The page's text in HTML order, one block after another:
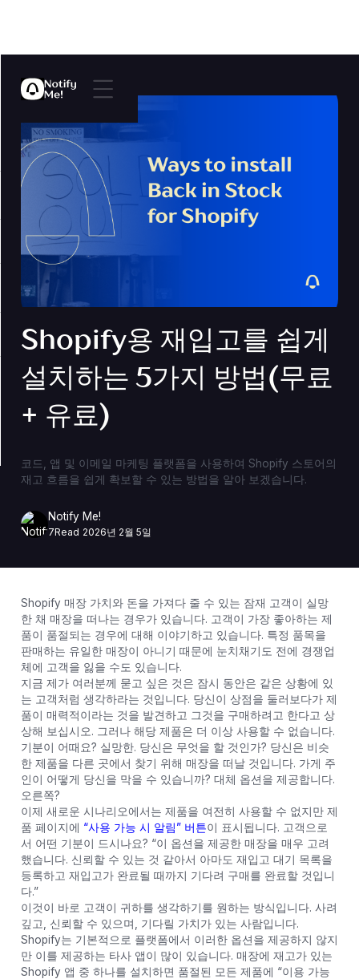
Shopify용 재입고를 쉽게
설치하는 5가지 방법(무료
+ 유료)
코드, 앱 및 이메일 마케팅 플랫폼을 사용하여 Shopify 스토어의
재고 흐름을 쉽게 확보할 수 있는 방법을 알아 보겠습니다.
Notify Me!
7Read 2026년 2월 5일
Shopify 매장 가치와 돈을 가져다 줄 수 있는 잠재 고객이 실망
한 채 매장을 떠나는 경우가 있습니다. 고객이 가장 좋아하는 제
품이 품절되는 경우에 대해 이야기하고 있습니다. 특정 품목을
판매하는 유일한 매장이 아니기 때문에 눈치채기도 전에 경쟁업
체에 고객을 잃을 수도 있습니다.
지금 제가 여러분께 묻고 싶은 것은 잠시 동안은 같은 상황에 있
는 고객처럼 생각하라는 것입니다. 당신이 상점을 둘러보다가 제
품이 매력적이라는 것을 발견하고 그것을 구매하려고 한다고 상
상해 보십시오. 그러나 해당 제품은 더 이상 사용할 수 없습니다.
기분이 어때요? 실망한. 당신은 무엇을 할 것인가? 당신은 비슷
한 제품을 다른 곳에서 찾기 위해 매장을 떠날 것입니다. 가게 주
인이 어떻게 당신을 막을 수 있습니까? 대체 옵션을 제공합니다.
오른쪽?
이제 새로운 시나리오에서는 제품을 여전히 사용할 수 없지만 제
품 페이지에 “사용 가능 시 알림” 버튼이 표시됩니다. 고객으로
서 어떤 기분이 드시나요? “이 옵션을 제공한 매장을 매우 고려
했습니다. 신뢰할 수 있는 것 같아서 아마도 재입고 대기 목록을
등록하고 재입고가 완료될 때까지 기다려 구매를 완료할 것입니
다.”
이것이 바로 고객이 귀하를 생각하기를 원하는 방식입니다. 사려
깊고, 신뢰할 수 있으며, 기다릴 가치가 있는 사람입니다.
Shopify는 기본적으로 플랫폼에서 이러한 옵션을 제공하지 않지
만 이를 제공하는 타사 앱이 많이 있습니다. 매장에 재고가 있는
Shopify 앱 중 하나를 설치하면 품절된 모든 제품에 “이용 가능